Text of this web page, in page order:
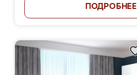
ПОДРОБНЕЕ